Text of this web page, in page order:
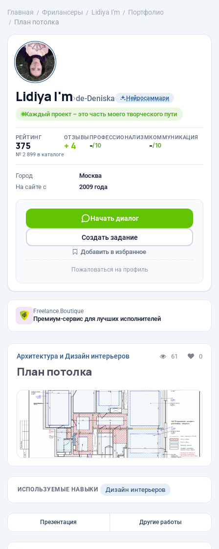
Главная Фрилансеры Lidiya I'm
Портфолио
План потолка
Lidiya I'm›de-Deniska Нейросаммари
Каждый проект – это часть моего творческого пути
РЕЙТИНГ
375
№ 2 899 в каталоге
ОТЗЫВЫ
4
ПРОФЕССИОНАЛИЗМ
-/10
КОММУНИКАЦИЯ
-/10
Город
Москва
На сайте с
2009 года
Начать диалог
Создать задание
Добавить в избранное
Пожаловаться на профиль
Freelance.Boutique
Премиум-сервис для лучших исполнителей
Архитектура и Дизайн интерьеров 61 0
План потолка
ИСПОЛЬЗУЕМЫЕ НАВЫКИ Дизайн интерьеров
Презентация Другие работы